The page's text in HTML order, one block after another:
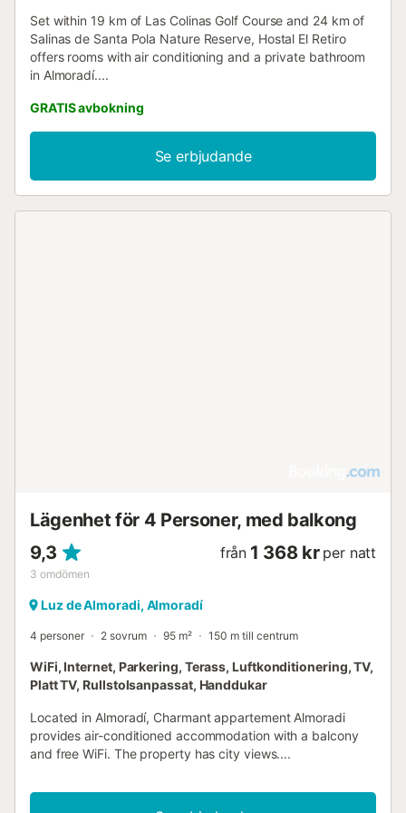
Set within 19 km of Las Colinas Golf Course and 24 km of
Salinas de Santa Pola Nature Reserve, Hostal El Retiro
offers rooms with air conditioning and a private bathroom
in Almoradí....
GRATIS avbokning
Se erbjudande
Lägenhet för 4 Personer, med balkong
9,3
3 omdömen
från 1 368 kr per natt
Luz de Almoradi, Almoradí
4 personer 2 sovrum 95 m² 150 m till centrum
WiFi, Internet, Parkering, Terass, Luftkonditionering, TV,
Platt TV, Rullstolsanpassat, Handdukar
Located in Almoradí, Charmant appartement Almoradi
provides air-conditioned accommodation with a balcony
and free WiFi. The property has city views....